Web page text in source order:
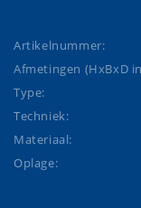
Artikelnummer:
Afmetingen (HxBxD
Type:
Techniek:
Materiaal:
Oplage: